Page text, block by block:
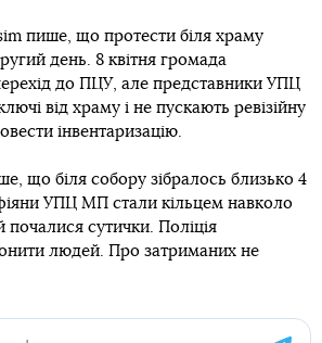
пише, що протести біля храму
день. 8 квітня громада
до ПЦУ, але представники УПЦ
від храму і не пускають ревізійну
інвентаризацію.
що біля собору зібралось близько 4
УПЦ МП стали кільцем навколо
почалися сутички. Поліція
людей. Про затриманих не